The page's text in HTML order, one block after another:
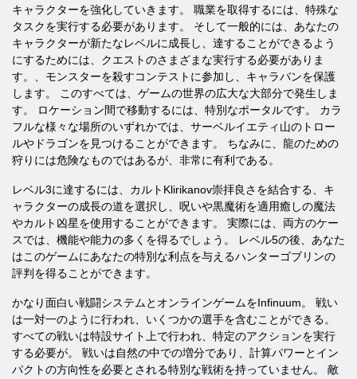
キャラクターを強化していきます。 職業を取得するには、特殊な
タスクを実行する必要があります。 そして一般的には、あなたの
キャラクターが新たなレベルに成長し、達することができるよう
にするためには、クエストのさまざまな実行する必要がありま
す。、モンスターを殺すコンテストに参加し、キャラバンを保護
します。 このすべては、ゲームの世界の広大な大部分で発生しま
す。 ロケーション間で移動するには、特別なポータルです。 カラ
フルな様々な場所のいずれかでは、サーベルイエティ山のトロー
ルやドラゴンを見つけることができます。 ちなみに、龍のための
狩りには危険なものではあるが、非常に有利である。
レベル3に達するには、カルトKlirikanov崇拝良さを結合する、キ
ャラクターの成長の道を選択し、呪いや黒魔術を適用癒しの魔法
やカルト凶星を使用することができます。 実際には、両方のケー
スでは、機能や能力の多くを得るでしょう。 レベル5の後、あなた
はこのゲームにあなたの特別な利点を与えるハンターゴブリンの
評判を得ることができます。
かなり面白い戦闘システムとオンラインゲームをInfinuum。 戦い
は一対一のように行われ、いくつかの選手を含むことができる。
すべての戦いは特設サイト上で行われ、特定のアクションを実行
する必要が。 戦いは自然の中での増分であり、計算パワーとイン
パクトの方向性を必要とされる特別な戦術を持っていません。 敵